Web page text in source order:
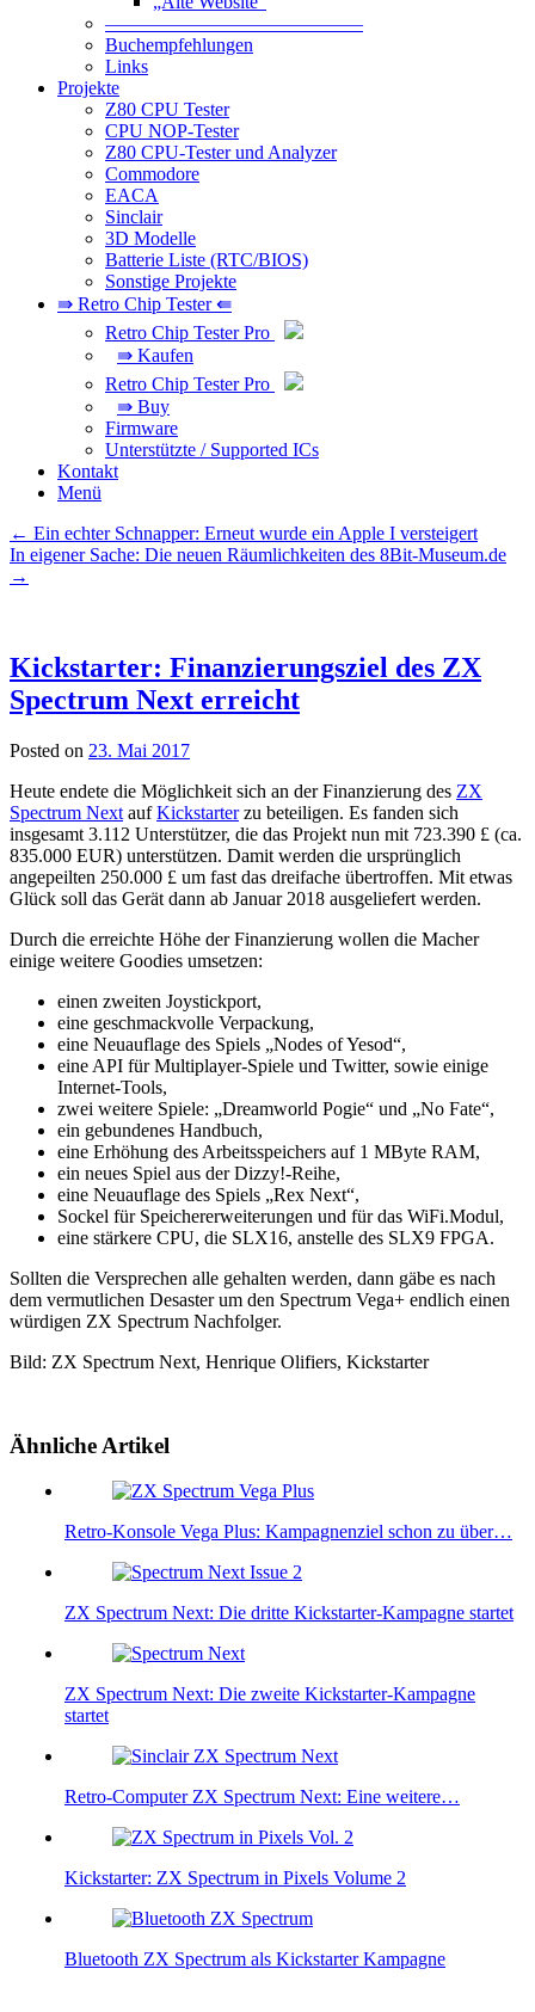
—————————————–
Buchempfehlungen
Links
Projekte
Z80 CPU Tester
CPU NOP-Tester
Z80 CPU-Tester und Analyzer
Commodore
EACA
Sinclair
3D Modelle
Batterie Liste (RTC/BIOS)
Sonstige Projekte
⇛ Retro Chip Tester ⇚
Retro Chip Tester Pro
⇛ Kaufen
Retro Chip Tester Pro
⇛ Buy
Firmware
Unterstützte / Supported ICs
Kontakt
Menü
Beitragsnavigation
← Ein echter Schnapper: Erneut wurde ein Apple I versteigert
In eigener Sache: Die neuen Räumlichkeiten des 8Bit-Museum.de
→
Kickstarter: Finanzierungsziel des ZX
Spectrum Next erreicht
Posted on 23. Mai 2017
Heute endete die Möglichkeit sich an der Finanzierung des ZX
Spectrum Next aufKickstarterzu beteiligen. Es fanden sich
insgesamt 3.112 Unterstützer, die das Projekt nun mit 723.390 £ (ca.
835.000 EUR) unterstützen. Damit werden die ursprünglich
angepeilten 250.000 £ um fast das dreifache übertroffen. Mit etwas
Glück soll das Gerät dann ab Januar 2018 ausgeliefert werden.
Durch die erreichte Höhe der Finanzierung wollen die Macher
einige weitere Goodies umsetzen:
einen zweiten Joystickport,
eine geschmackvolle Verpackung,
eine Neuauflage des Spiels „Nodes of Yesod“,
eine API für Multiplayer-Spiele und Twitter, sowie einige
Internet-Tools,
zwei weitere Spiele: „Dreamworld Pogie“ und „No Fate“,
ein gebundenes Handbuch,
eine Erhöhung des Arbeitsspeichers auf 1 MByte RAM,
ein neues Spiel aus der Dizzy!-Reihe,
eine Neuauflage des Spiels „Rex Next“,
Sockel für Speichererweiterungen und für das WiFi.Modul,
eine stärkere CPU, die SLX16, anstelle des SLX9 FPGA.
Sollten die Versprechen alle gehalten werden, dann gäbe es nach
dem vermutlichen Desaster um den Spectrum Vega+ endlich einen
würdigen ZX Spectrum Nachfolger.
Bild: ZX Spectrum Next, Henrique Olifiers, Kickstarter
Ähnliche Artikel
Retro-Konsole Vega Plus: Kampagnenziel schon zu über…
ZX Spectrum Next: Die dritte Kickstarter-Kampagne startet
ZX Spectrum Next: Die zweite Kickstarter-Kampagne
startet
Retro-Computer ZX Spectrum Next: Eine weitere…
Kickstarter: ZX Spectrum in Pixels Volume 2
Bluetooth ZX Spectrum als Kickstarter Kampagne